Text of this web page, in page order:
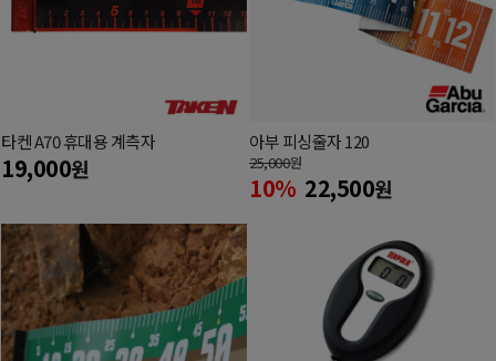
타켄 A70 휴대용 계측자
19,000원
아부 피싱줄자 120
25,000원
10% 22,500원